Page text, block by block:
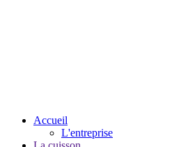
Accueil
L'entreprise